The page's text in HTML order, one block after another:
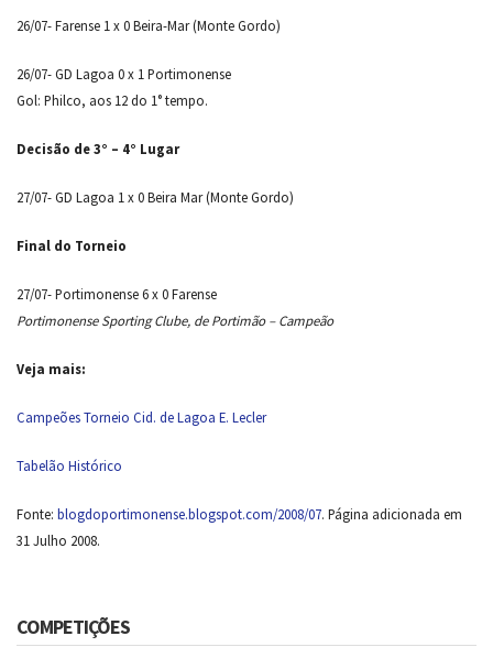
26/07- Farense 1 x 0 Beira-Mar (Monte Gordo)
26/07- GD Lagoa 0 x 1 Portimonense
Gol: Philco, aos 12 do 1° tempo.
Decisão de 3° – 4° Lugar
27/07- GD Lagoa 1 x 0 Beira Mar (Monte Gordo)
Final do Torneio
27/07- Portimonense 6 x 0 Farense
Portimonense Sporting Clube, de Portimão – Campeão
Veja mais:
Campeões Torneio Cid. de Lagoa E. Lecler
Tabelão Histórico
Fonte: blogdoportimonense.blogspot.com/2008/07. Página adicionada em
31 Julho 2008.
COMPETIÇÕES